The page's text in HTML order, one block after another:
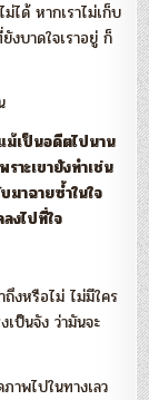
ได้ หากเราไม่เก็บ
งบาดใจเราอยู่ ก็
ม้เป็นอดีตไปนาน
ราะเขายังทำเช่น
มาฉายซ้ำในใจ
งไปที่ใจ
ถึงหรือไม่ ไม่มีใคร
ป็นจัง ว่ามันจะ
าพไปในทางเลว